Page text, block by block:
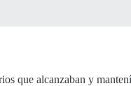
que alcanzaban y